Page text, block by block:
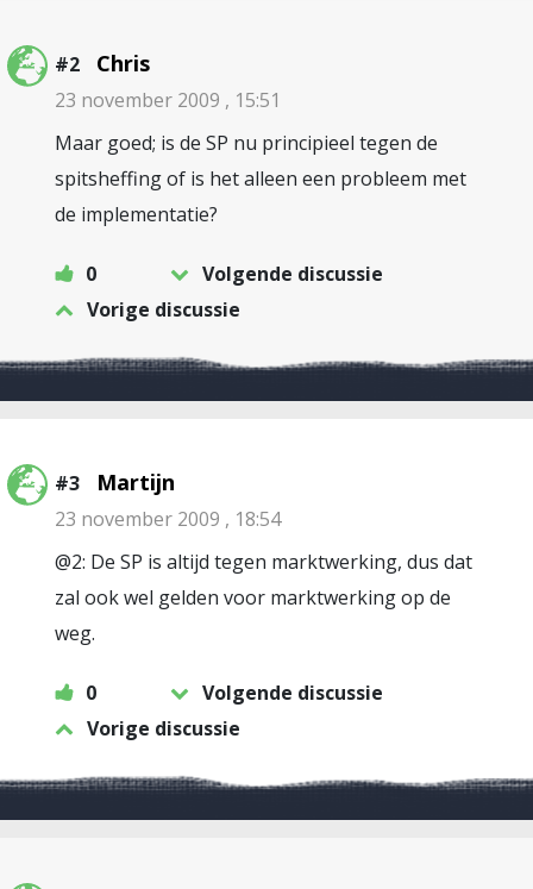
#2 Chris
23 november 2009 , 15:51
Maar goed; is de SP nu principieel tegen de
spitsheffing of is het alleen een probleem met
de implementatie?
0
Volgende discussie
Vorige discussie
#3 Martijn
23 november 2009 , 18:54
@2: De SP is altijd tegen marktwerking, dus dat
zal ook wel gelden voor marktwerking op de
weg.
0
Volgende discussie
Vorige discussie